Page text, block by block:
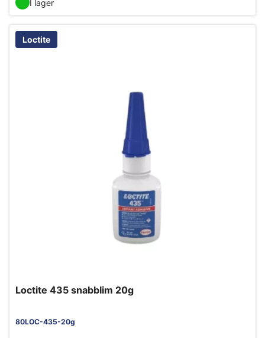
I lager
Loctite
Loctite 435 snabblim 20g
80LOC-435-20g